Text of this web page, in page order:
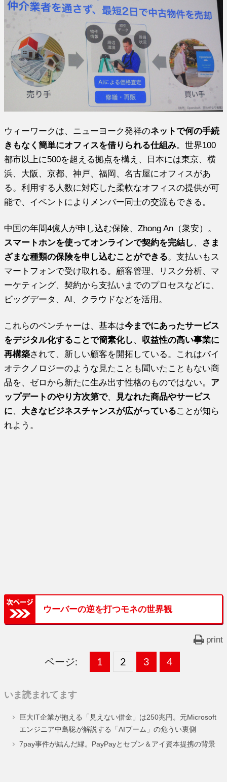
ウィーワークは、ニューヨーク発祥のネットで何の手続
きもなく簡単にオフィスを借りられる仕組み。世界100
都市以上に500を超える拠点を構え、日本には東京、横
浜、大阪、京都、神戸、福岡、名古屋にオフィスがあ
る。利用する人数に対応した柔軟なオフィスの提供が可
能で、イベントによりメンバー同士の交流もできる。
中国の年間4億人が申し込む保険、Zhong An（衆安）。
スマートホンを使ってオンラインで契約を完結し 、 さま
ざまな種類の保険を申し込むことができる。支払いもス
マートフォンで受け取れる。顧客管理、リスク分析、マ
ーケティング、契約から支払いまでのプロセスなどに、
ビッグデータ、AI、クラウドなどを活用。
これらのベンチャーは、基本は今までにあったサービス
をデジタル化することで簡素化し 、 収益性の高い事業に
再構築されて、新しい顧客を開拓している。これはバイ
オテクノロジーのような見たことも聞いたこともない商
品を、ゼロから新たに生み出す性格のものではない。 ア
ップデートのやり方次第で、
見なれた商品やサービス
に、 大きなビジネスチャンスが広がっていることが知ら
れよう。
ウーバーの逆を打つモネの世界観
print
ページ:
固
ー
ジ
1 ,
固
ー
ジ
2 ,
固
ー
ジ
3 ,
固
ー
ジ
4
いま読まれてます
巨大IT企業が抱える「見えない借金」は250兆円。元Microsoft
エンジニア中島聡が解説する「AIブーム」の危うい裏側
7pay事件が結んだ縁。PayPayとセブン＆アイ資本提携の背景